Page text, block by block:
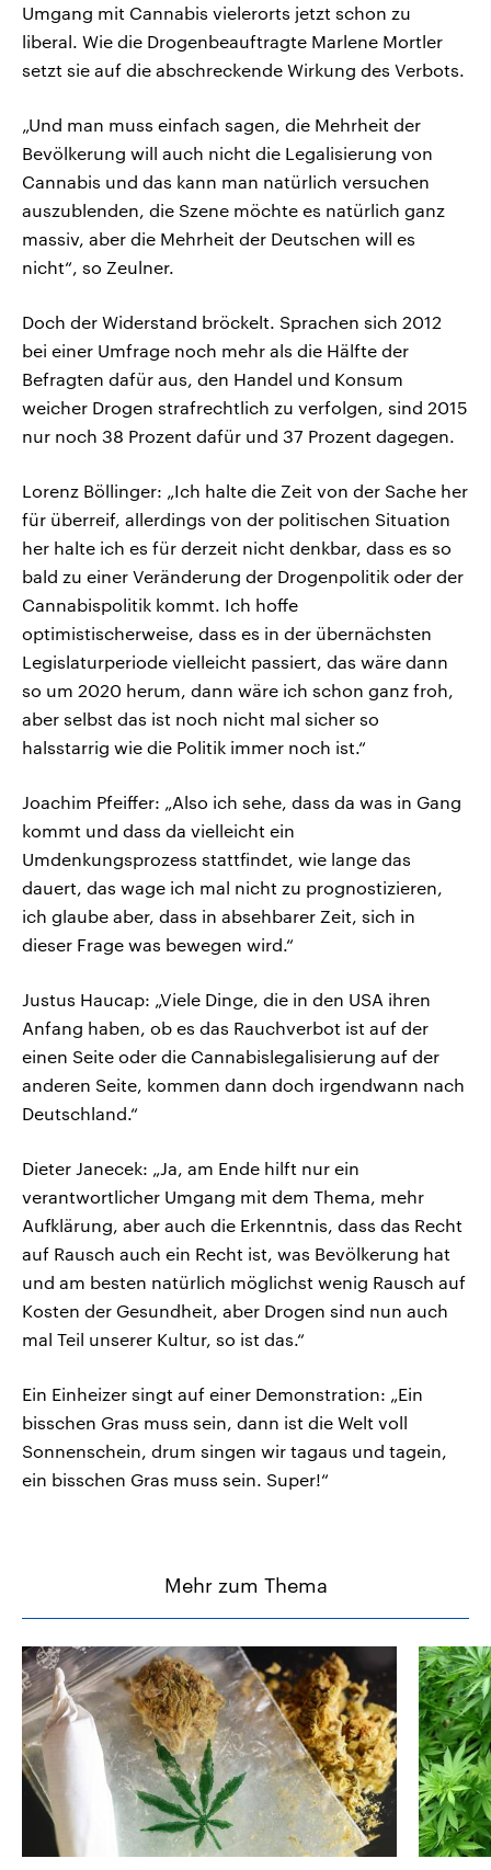
Umgang mit Cannabis vielerorts jetzt schon zu
liberal. Wie die Drogenbeauftragte Marlene Mortler
setzt sie auf die abschreckende Wirkung des Verbots.
„Und man muss einfach sagen, die Mehrheit der
Bevölkerung will auch nicht die Legalisierung von
Cannabis und das kann man natürlich versuchen
auszublenden, die Szene möchte es natürlich ganz
massiv, aber die Mehrheit der Deutschen will es
nicht“, so Zeulner.
Doch der Widerstand bröckelt. Sprachen sich 2012
bei einer Umfrage noch mehr als die Hälfte der
Befragten dafür aus, den Handel und Konsum
weicher Drogen strafrechtlich zu verfolgen, sind 2015
nur noch 38 Prozent dafür und 37 Prozent dagegen.
Lorenz Böllinger: „Ich halte die Zeit von der Sache her
für überreif, allerdings von der politischen Situation
her halte ich es für derzeit nicht denkbar, dass es so
bald zu einer Veränderung der Drogenpolitik oder der
Cannabispolitik kommt. Ich hoffe
optimistischerweise, dass es in der übernächsten
Legislaturperiode vielleicht passiert, das wäre dann
so um 2020 herum, dann wäre ich schon ganz froh,
aber selbst das ist noch nicht mal sicher so
halsstarrig wie die Politik immer noch ist.“
Joachim Pfeiffer: „Also ich sehe, dass da was in Gang
kommt und dass da vielleicht ein
Umdenkungsprozess stattfindet, wie lange das
dauert, das wage ich mal nicht zu prognostizieren,
ich glaube aber, dass in absehbarer Zeit, sich in
dieser Frage was bewegen wird.“
Justus Haucap: „Viele Dinge, die in den USA ihren
Anfang haben, ob es das Rauchverbot ist auf der
einen Seite oder die Cannabislegalisierung auf der
anderen Seite, kommen dann doch irgendwann nach
Deutschland.“
Dieter Janecek: „Ja, am Ende hilft nur ein
verantwortlicher Umgang mit dem Thema, mehr
Aufklärung, aber auch die Erkenntnis, dass das Recht
auf Rausch auch ein Recht ist, was Bevölkerung hat
und am besten natürlich möglichst wenig Rausch auf
Kosten der Gesundheit, aber Drogen sind nun auch
mal Teil unserer Kultur, so ist das.“
Ein Einheizer singt auf einer Demonstration: „Ein
bisschen Gras muss sein, dann ist die Welt voll
Sonnenschein, drum singen wir tagaus und tagein,
ein bisschen Gras muss sein. Super!“
Mehr zum Thema